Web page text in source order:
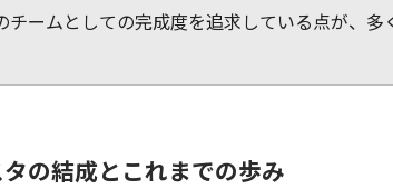
チームとしての完成度を追求している点が、
の結成とこれまでの歩み